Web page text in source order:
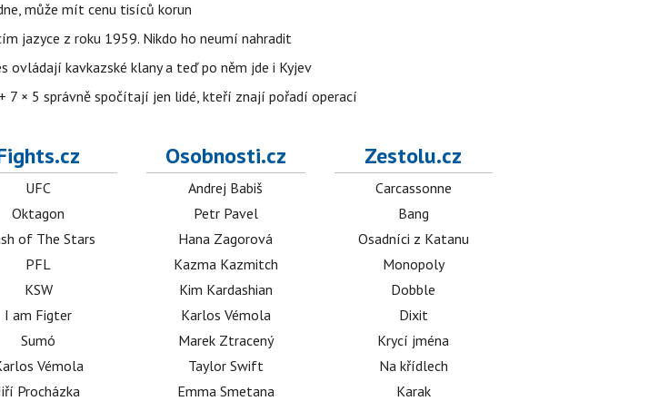
může mít cenu tisíců korun
jazyce z roku 1959. Nikdo ho neumí nahradit
ovládají kavkazské klany a teď po něm jde i Kyjev
× 5 správně spočítají jen lidé, kteří znají pořadí operací
UFC
Oktagon
of The Stars
PFL
KSW
I am Figter
Sumó
Vémola
Procházka
Osobnosti.cz
Andrej Babiš
Petr Pavel
Hana Zagorová
Kazma Kazmitch
Kim Kardashian
Karlos Vémola
Marek Ztracený
Taylor Swift
Emma Smetana
Zestolu.cz
Carcassonne
Bang
Osadníci z Katanu
Monopoly
Dobble
Dixit
Krycí jména
Na křídlech
Karak